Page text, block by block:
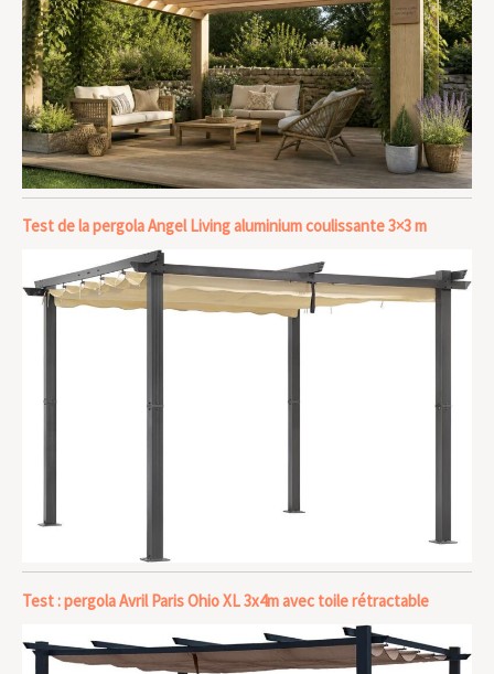
Test de la pergola Angel Living aluminium coulissante 3×3 m
Test : pergola Avril Paris Ohio XL 3x4m avec toile rétractable